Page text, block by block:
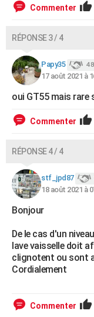
Commenter
RÉPONSE 3 / 4
Papy35 4
17 août 2021 à
oui GT55 mais rare
Commenter
RÉPONSE 4 / 4
stf_jpd87
18 août 2021 à
Bonjour
De le cas d'un
lave vaisselle doit
clignotent ou sont
Cordialement
Commenter